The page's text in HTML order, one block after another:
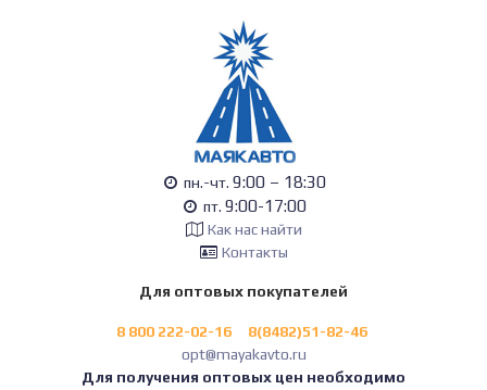
пн.-чт. 9:00 – 18:30
пт. 9:00-17:00
Как нас найти
Контакты
Для оптовых покупателей
8 800 222-02-16
8(8482)51-82-46
opt@mayakavto.ru
Для получения оптовых цен необходимо